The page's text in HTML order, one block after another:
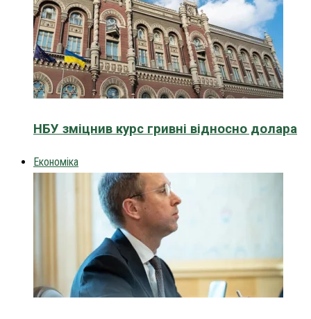
НБУ зміцнив курс гривні відносно долара
Економіка